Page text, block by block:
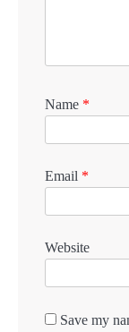
Name *
Email *
Website
Save my